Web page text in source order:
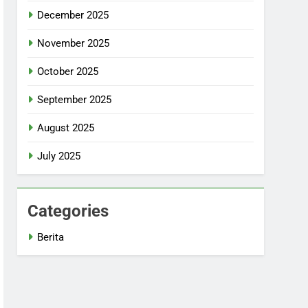
December 2025
November 2025
October 2025
September 2025
August 2025
July 2025
Categories
Berita